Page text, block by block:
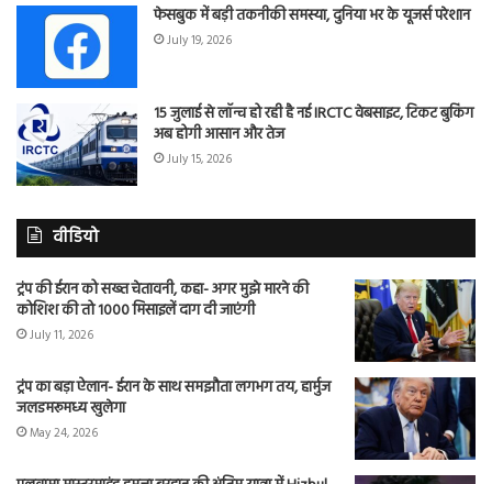
फेसबुक में बड़ी तकनीकी समस्या, दुनिया भर के यूजर्स परेशान
July 19, 2026
15 जुलाई से लॉन्च हो रही है नई IRCTC वेबसाइट, टिकट बुकिंग
अब होगी आसान और तेज
July 15, 2026
वीडियो
ट्रंप की ईरान को सख्त चेतावनी, कहा- अगर मुझे मारने की
कोशिश की तो 1000 मिसाइलें दाग दी जाएंगी
July 11, 2026
ट्रंप का बड़ा ऐलान- ईरान के साथ समझौता लगभग तय, हार्मुज
जलडमरूमध्य खुलेगा
May 24, 2026